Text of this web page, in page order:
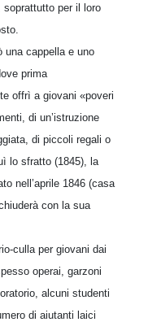
per il loro
una cappella e uno
prima
offrì a giovani «poveri
di un’istruzione
di piccoli regali o
lo sfratto (1845), la
nell’aprile 1846 (casa
con la sua
culla per giovani dai
operai, garzoni
alcuni studenti
di aiutanti laici